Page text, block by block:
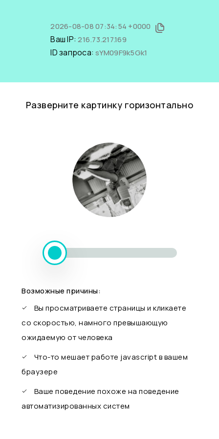
2026-08-08 07:34:54 +0000
Ваш IP:216.73.217.169
ID запроса:sYM09F9k5Gk1
Разверните картинку горизонтально
Возможные причины:
Вы просматриваете страницы и кликаете
со скоростью, намного превышающую
ожидаемую от человека
Что-то мешает работе javascript в вашем
браузере
Ваше поведение похоже на поведение
автоматизированных систем